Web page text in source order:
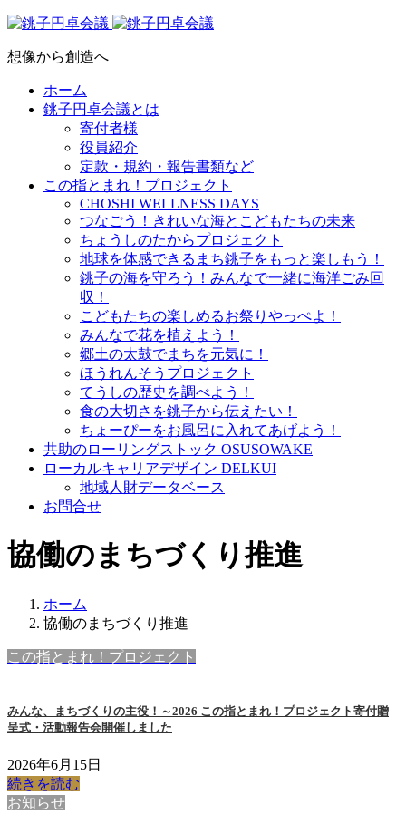
想像から創造へ
ホーム
銚子円卓会議とは
寄付者様
役員紹介
定款・規約・報告書類など
この指とまれ！プロジェクト
CHOSHI WELLNESS DAYS
つなごう！きれいな海とこどもたちの未来
ちょうしのたからプロジェクト
地球を体感できるまち銚子をもっと楽しもう！
銚子の海を守ろう！みんなで一緒に海洋ごみ回
収！
こどもたちの楽しめるお祭りやっぺよ！
みんなで花を植えよう！
郷土の太鼓でまちを元気に！
ほうれんそうプロジェクト
てうしの歴史を調べよう！
食の大切さを銚子から伝えたい！
ちょーぴーをお風呂に入れてあげよう！
共助のローリングストック OSUSOWAKE
ローカルキャリアデザイン DELKUI
地域人財データベース
お問合せ
協働のまちづくり推進
ホーム
協働のまちづくり推進
この指とまれ！プロジェクト
みんな、まちづくりの主役！～2026 この指とまれ！プロジェクト寄付贈
呈式・活動報告会開催しました
2026年6月15日
続きを読む
お知らせ